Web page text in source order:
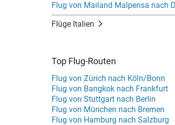
Flug von Mailand Malpensa nach
Flüge Italien
Top Flug-Routen
Flug von Zürich nach Köln/Bonn
Flug von Bangkok nach Frankfurt
Flug von Stuttgart nach Berlin
Flug von München nach Bremen
Flug von Hamburg nach Salzburg